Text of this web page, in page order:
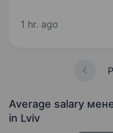
вакансії Вимоги: Працьовитість;
1 hr. ago
Average salary
in Lviv